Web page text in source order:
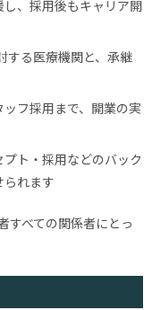
、採用後もキャリア開
する医療機関と、承継
フ採用まで、開業の実
ト・採用などのバック
れます
すべての関係者にとっ